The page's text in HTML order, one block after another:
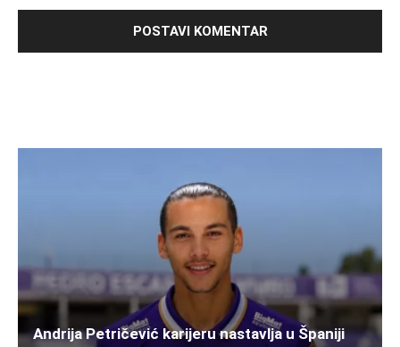
Andrija Petričević karijeru nastavlja u Španiji